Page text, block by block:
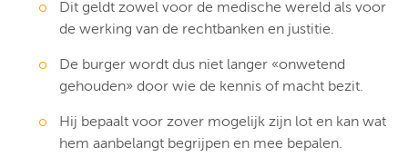
Dit geldt zowel voor de medische wereld als voor
de werking van de rechtbanken en justitie.
De burger wordt dus niet langer «onwetend
gehouden» door wie de kennis of macht bezit.
Hij bepaalt voor zover mogelijk zijn lot en kan wat
hem aanbelangt begrijpen en mee bepalen.